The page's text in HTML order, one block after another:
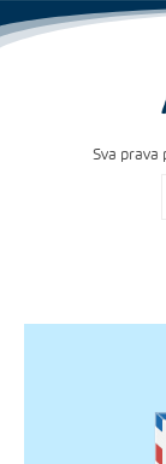
Sva prava